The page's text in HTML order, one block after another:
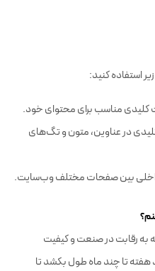
استفاده کنید:
کلیدی مناسب برای محتوای خود.
در عناوین، متون و تگ‌های
بین صفحات مختلف وب‌سایت.
به رقابت در صنعت و کیفیت
هفته تا چند ماه طول بکشد تا